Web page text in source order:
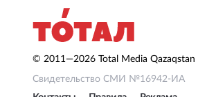
© 2011—2026 Total Media Qazaqstan
Свидетельство СМИ №16942-ИА